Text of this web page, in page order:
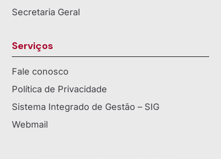
Secretaria Geral
Serviços
Fale conosco
Política de Privacidade
Sistema Integrado de Gestão – SIG
Webmail